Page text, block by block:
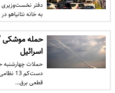
دفتر نخست‌وزیری
به خانه
حمله موشکی
اسرائیل
حملات چهارشنبه
دست‌کم
قطعی برق…